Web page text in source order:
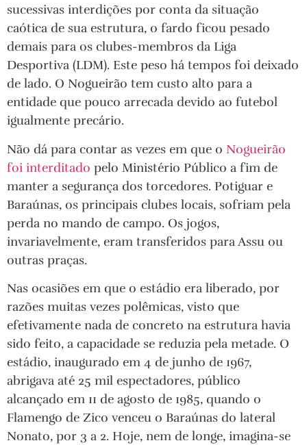
sucessivas interdições por conta da situação
caótica de sua estrutura, o fardo ficou pesado
demais para os clubes-membros da Liga
Desportiva (LDM). Este peso há tempos foi deixado
de lado. O Nogueirão tem custo alto para a
entidade que pouco arrecada devido ao futebol
igualmente precário.
Não dá para contar as vezes em que o Nogueirão
foi interditado pelo Ministério Público a fim de
manter a segurança dos torcedores. Potiguar e
Baraúnas, os principais clubes locais, sofriam pela
perda no mando de campo. Os jogos,
invariavelmente, eram transferidos para Assu ou
outras praças.
Nas ocasiões em que o estádio era liberado, por
razões muitas vezes polêmicas, visto que
efetivamente nada de concreto na estrutura havia
sido feito, a capacidade se reduzia pela metade. O
estádio, inaugurado em 4 de junho de 1967,
abrigava até 25 mil espectadores, público
alcançado em 11 de agosto de 1985, quando o
Flamengo de Zico venceu o Baraúnas do lateral
Nonato, por 3 a 2. Hoje, nem de longe, imagina-se